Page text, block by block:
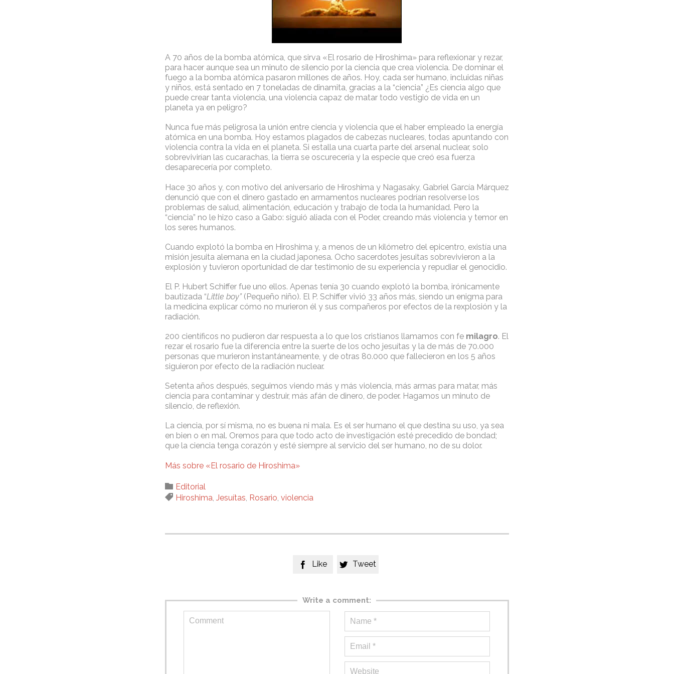
A 70 años de la bomba atómica, que sirva «El rosario de Hiroshima» para reflexionar y rezar,
para hacer aunque sea un minuto de silencio por la ciencia que crea violencia. De dominar el
fuego a la bomba atómica pasaron millones de años. Hoy, cada ser humano, incluidas niñas
y niños, está sentado en 7 toneladas de dinamita, gracias a la “ciencia” ¿Es ciencia algo que
puede crear tanta violencia, una violencia capaz de matar todo vestigio de vida en un
planeta ya en peligro?
Nunca fue más peligrosa la unión entre ciencia y violencia que el haber empleado la energía
atómica en una bomba. Hoy estamos plagados de cabezas nucleares, todas apuntando con
violencia contra la vida en el planeta. Si estalla una cuarta parte del arsenal nuclear, solo
sobrevivirían las cucarachas, la tierra se oscurecería y la especie que creó esa fuerza
desaparecería por completo.
Hace 30 años y, con motivo del aniversario de Hiroshima y Nagasaky, Gabriel García Márquez
denunció que con el dinero gastado en armamentos nucleares podrían resolverse los
problemas de salud, alimentación, educación y trabajo de toda la humanidad. Pero la
“ciencia” no le hizo caso a Gabo: siguió aliada con el Poder, creando más violencia y temor en
los seres humanos.
Cuando explotó la bomba en Hiroshima y, a menos de un kilómetro del epicentro, existía una
misión jesuita alemana en la ciudad japonesa. Ocho sacerdotes jesuitas sobrevivieron a la
explosión y tuvieron oportunidad de dar testimonio de su experiencia y repudiar el genocidio.
El P. Hubert Schiffer fue uno ellos. Apenas tenía 30 cuando explotó la bomba, irónicamente
bautizada “Little boy”(Pequeño niño). El P. Schiffer vivió 33 años más, siendo un enigma para
la medicina explicar cómo no murieron él y sus compañeros por efectos de la rexplosión y la
radiación.
200 científicos no pudieron dar respuesta a lo que los cristianos llamamos con fe milagro. El
rezar el rosario fue la diferencia entre la suerte de los ocho jesuítas y la de más de 70.000
personas que murieron instantáneamente, y de otras 80.000 que fallecieron en los 5 años
siguieron por efecto de la radiación nuclear.
Setenta años después, seguimos viendo más y más violencia, más armas para matar, más
ciencia para contaminar y destruir, más afán de dinero, de poder. Hagamos un minuto de
silencio, de reflexión.
La ciencia, por sí misma, no es buena ni mala. Es el ser humano el que destina su uso, ya sea
en bien o en mal. Oremos para que todo acto de investigación esté precedido de bondad;
que la ciencia tenga corazón y esté siempre al servicio del ser humano, no de su dolor.
Más sobre «El rosario de Hiroshima»
 Category
Editorial
 Tags
Hiroshima Jesuítas Rosario violencia
 Like  Tweet
Write a comment: